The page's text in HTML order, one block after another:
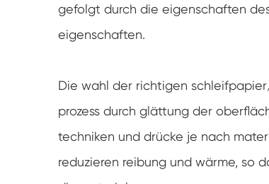
gefolgt durch die eigenschaften
eigenschaften.
Die wahl der richtigen
prozess durch glättung der
techniken und drücke je nach
reduzieren reibung und wärme, so